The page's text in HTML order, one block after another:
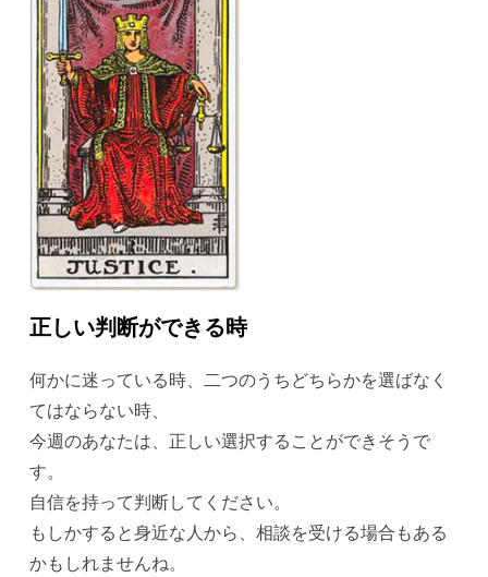
正しい判断ができる時
何かに迷っている時、二つのうちどちらかを選ばなく
てはならない時、
今週のあなたは、正しい選択することができそうで
す。
自信を持って判断してください。
もしかすると身近な人から、相談を受ける場合もある
かもしれませんね。